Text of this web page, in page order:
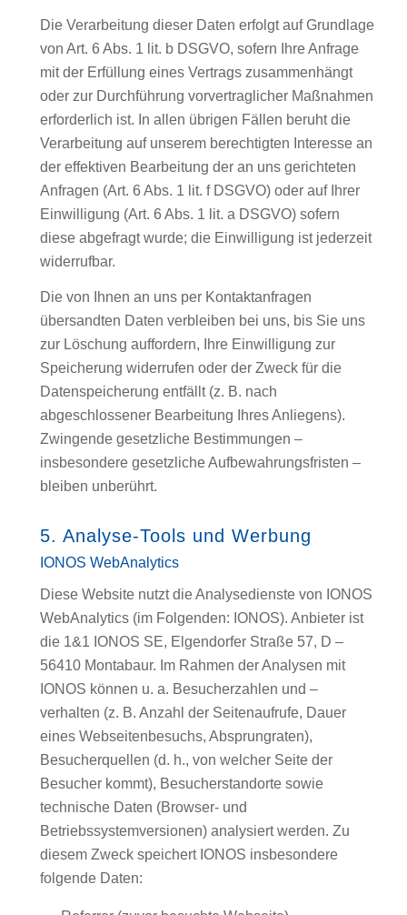
Die Verarbeitung dieser Daten erfolgt auf Grundlage
von Art. 6 Abs. 1 lit. b DSGVO, sofern Ihre Anfrage
mit der Erfüllung eines Vertrags zusammenhängt
oder zur Durchführung vorvertraglicher Maßnahmen
erforderlich ist. In allen übrigen Fällen beruht die
Verarbeitung auf unserem berechtigten Interesse an
der effektiven Bearbeitung der an uns gerichteten
Anfragen (Art. 6 Abs. 1 lit. f DSGVO) oder auf Ihrer
Einwilligung (Art. 6 Abs. 1 lit. a DSGVO) sofern
diese abgefragt wurde; die Einwilligung ist jederzeit
widerrufbar.
Die von Ihnen an uns per Kontaktanfragen
übersandten Daten verbleiben bei uns, bis Sie uns
zur Löschung auffordern, Ihre Einwilligung zur
Speicherung widerrufen oder der Zweck für die
Datenspeicherung entfällt (z. B. nach
abgeschlossener Bearbeitung Ihres Anliegens).
Zwingende gesetzliche Bestimmungen –
insbesondere gesetzliche Aufbewahrungsfristen –
bleiben unberührt.
5. Analyse-Tools und Werbung
IONOS WebAnalytics
Diese Website nutzt die Analysedienste von IONOS
WebAnalytics (im Folgenden: IONOS). Anbieter ist
die 1&1 IONOS SE, Elgendorfer Straße 57, D –
56410 Montabaur. Im Rahmen der Analysen mit
IONOS können u. a. Besucherzahlen und –
verhalten (z. B. Anzahl der Seitenaufrufe, Dauer
eines Webseitenbesuchs, Absprungraten),
Besucherquellen (d. h., von welcher Seite der
Besucher kommt), Besucherstandorte sowie
technische Daten (Browser- und
Betriebssystemversionen) analysiert werden. Zu
diesem Zweck speichert IONOS insbesondere
folgende Daten: